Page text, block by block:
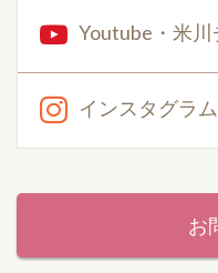
Youtube・米
インスタグラム
お